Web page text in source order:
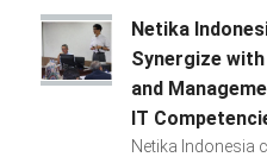
Netika
Synergize
and
IT
Netika Indonesia